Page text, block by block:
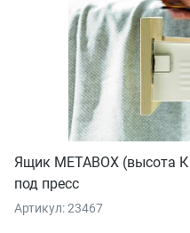
Ящик METABOX (высота
под пресс
Артикул: 23467